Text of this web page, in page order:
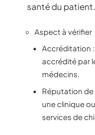
santé du patient.
Aspect à vérifier
Accréditation
accrédité par
médecins.
Réputation de
une clinique
services de